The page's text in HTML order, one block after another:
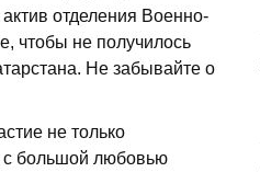
отделения Военно-
чтобы не получилось
Не забывайте о
не только
с большой любовью